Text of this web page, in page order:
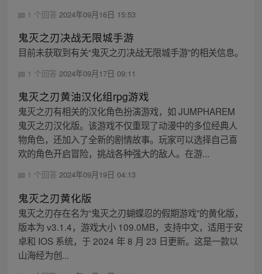
1 个回答 2024年09月16日 15:53
鬼灭之刃决战无限城手游
目前未获取到有关“鬼灭之刃决战无限城手游”的相关信息。
1 个回答 2024年09月17日 09:11
鬼灭之刃黄油汉化组rpg游戏
鬼灭之刃有相关的汉化角色扮演游戏，如 JUMPHAREM
鬼灭之刃汉化版。该游戏不仅重现了动漫中的多位经典人
物角色，还加入了全新的剧情故事。玩家可以选择自己喜
欢的角色开启冒险，挑战各种强大的敌人。在游...
1 个回答 2024年09月19日 04:13
鬼灭之刃黄化版
鬼灭之刃存在名为“鬼灭之刃蝴蝶忍的假期游戏”的黄化版，
版本为 v3.1.4，游戏大小 109.0MB，支持中文，适用于安
卓和 IOS 系统，于 2024 年 8 月 23 日更新。这是一款以
山海经为创...